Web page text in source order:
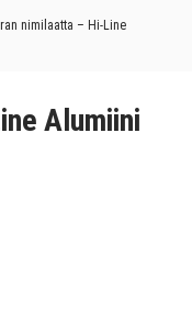
nimilaatta – Hi-Line
Alumiini